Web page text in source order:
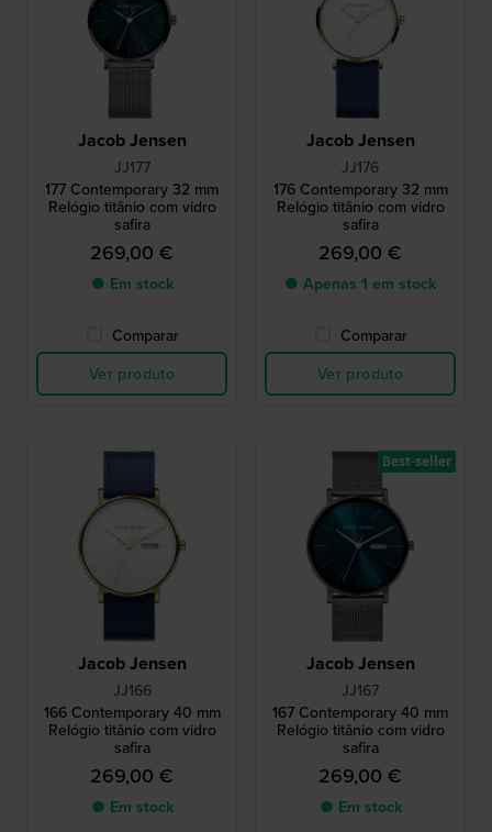
Jacob Jensen
JJ177
177 Contemporary 32 mm
Relógio titânio com vidro
safira
269,00 €
● Em stock
Comparar
Ver produto
Jacob Jensen
JJ176
176 Contemporary 32 mm
Relógio titânio com vidro
safira
269,00 €
● Apenas 1 em stock
Comparar
Ver produto
Jacob Jensen
JJ166
166 Contemporary 40 mm
Relógio titânio com vidro
safira
269,00 €
● Em stock
Jacob Jensen
JJ167
167 Contemporary 40 mm
Relógio titânio com vidro
safira
269,00 €
● Em stock
Best-seller